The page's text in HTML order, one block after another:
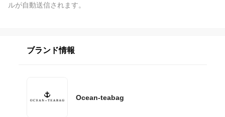
ルが自動送信されます。
ブランド情報
Ocean-teabag